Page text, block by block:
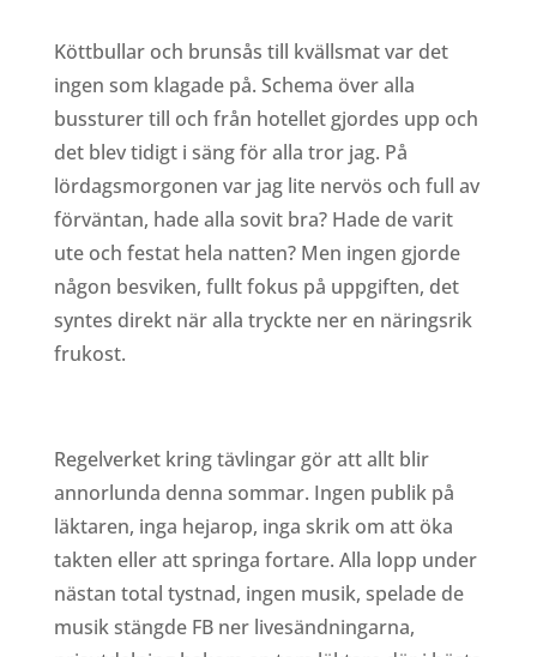
Köttbullar och brunsås till kvällsmat var det
ingen som klagade på. Schema över alla
bussturer till och från hotellet gjordes upp och
det blev tidigt i säng för alla tror jag. På
lördagsmorgonen var jag lite nervös och full av
förväntan, hade alla sovit bra? Hade de varit
ute och festat hela natten? Men ingen gjorde
någon besviken, fullt fokus på uppgiften, det
syntes direkt när alla tryckte ner en näringsrik
frukost.
Regelverket kring tävlingar gör att allt blir
annorlunda denna sommar. Ingen publik på
läktaren, inga hejarop, inga skrik om att öka
takten eller att springa fortare. Alla lopp under
nästan total tystnad, ingen musik, spelade de
musik stängde FB ner livesändningarna,